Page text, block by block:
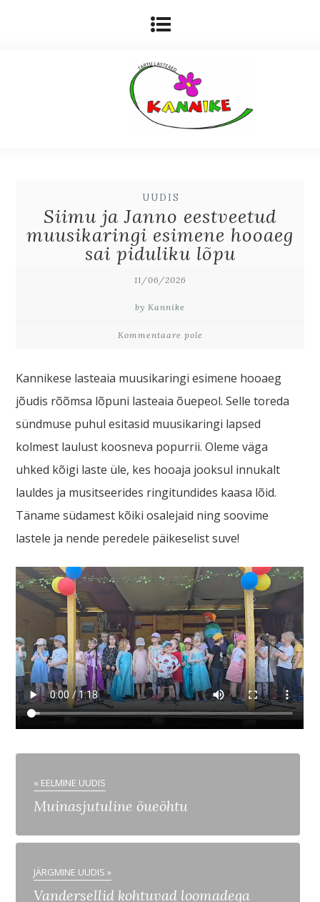
UUDIS
Siimu ja Janno eestveetud
muusikaringi esimene hooaeg
sai piduliku lõpu
11/06/2026
by Kannike
Kommentaare pole
Kannikese lasteaia muusikaringi esimene hooaeg
jõudis rõõmsa lõpuni lasteaia õuepeol. Selle toreda
sündmuse puhul esitasid muusikaringi lapsed
kolmest laulust koosneva popurrii. Oleme väga
uhked kõigi laste üle, kes hooaja jooksul innukalt
lauldes ja musitseerides ringitundides kaasa lõid.
Täname südamest kõiki osalejaid ning soovime
lastele ja nende peredele päikeselist suve!
« EELMINE UUDIS
Muinasjutuline õueõhtu
JÄRGMINE UUDIS »
Vandersellid kohtuvad loomadega